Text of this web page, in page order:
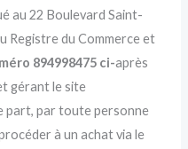
au 22 Boulevard Saint-
Registre du Commerce et
894998475 ci-après
gérant le site
part, par toute personne
à un achat via le